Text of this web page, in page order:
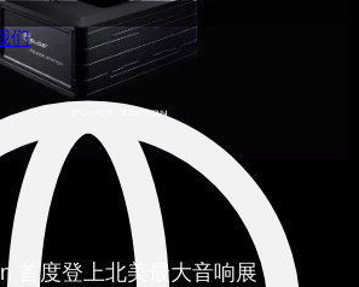
们
首度登上北美最大音响展